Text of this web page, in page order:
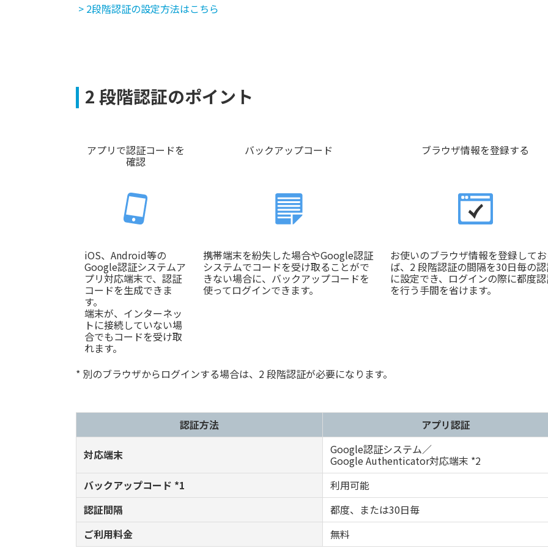
> 2段階認証の設定方法はこちら
2 段階認証のポイント
アプリで認証コードを
確認
バックアップコード ブラウザ情報を登録する
iOS、Android等の
Google認証システムア
プリ対応端末で、認証
コードを生成できま
す。
端末が、インターネッ
トに接続していない場
合でもコードを受け取
れます。
携帯端末を紛失した場合やGoogle認証
システムでコードを受け取ることがで
きない場合に、バックアップコードを
使ってログインできます。
お使いのブラウザ情報を登録して
ば、2 段階認証の間隔を30日毎の
に設定でき、ログインの際に都度
を行う手間を省けます。
* 別のブラウザからログインする場合は、2 段階認証が必要になります。
認証方法 アプリ認証
対応端末 Google認証システム／
Google Authenticator対応端末 *2
バックアップコード *1
利用可能
認証間隔
都度、または30日毎
ご利用料金
無料